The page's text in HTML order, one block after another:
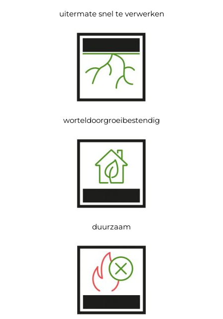
uitermate snel te verwerken
worteldoorgroeibestendig
duurzaam